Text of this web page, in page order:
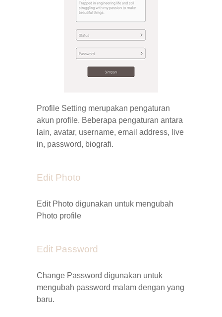
Profile Setting merupakan pengaturan
akun profile. Beberapa pengaturan antara
lain, avatar, username, email address, live
in, password, biografi.
Edit Photo
Edit Photo digunakan untuk mengubah
Photo profile
Edit Password
Change Password digunakan untuk
mengubah password malam dengan yang
baru.